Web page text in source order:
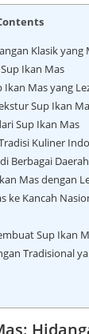
Klasik yang
Ikan Mas
Mas yang
Sup Ikan
Sup Ikan Mas
Kuliner
Berbagai Daerah
Mas dengan
ke Kancah
Sup Ikan
Tradisional